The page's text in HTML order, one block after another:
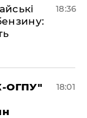
18:36
ОГПУ"
18:01